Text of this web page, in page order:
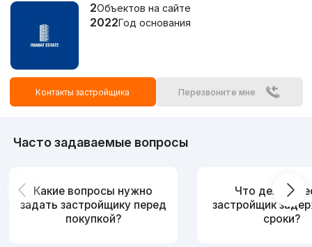
2Объектов на сайте
2022Год основания
Контакты застройщика Перезвоните мне
Часто задаваемые вопросы
Какие вопросы нужно
задать застройщику перед
покупкой?
Что делать,
застройщик
сроки?